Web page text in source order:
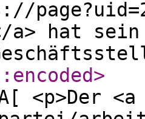
a> hat
>
<p>Der <a